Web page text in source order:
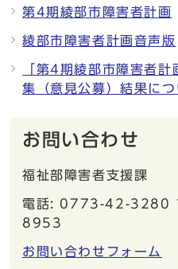
第4期綾部市障害者計画
綾部市障害者計画音声版
「第4期綾部市障害者
集（意見公募）結果につ
お問い合わせ
福祉部障害者支援課
電話: 0773-42-3280
8953
お問い合わせフォーム